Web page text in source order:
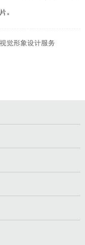
。
觉形象设计服务